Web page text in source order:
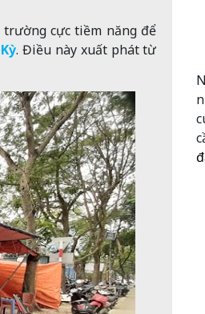
cực tiềm năng để
. Điều này xuất phát từ